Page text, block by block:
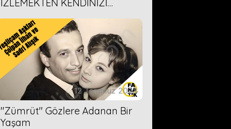
İZLEMEKTEN KENDİNİZİ
ÖNERİMİZ
12 Temmuz 2023
''Zümrüt'' Gözlere Adanan Bir
Yaşam